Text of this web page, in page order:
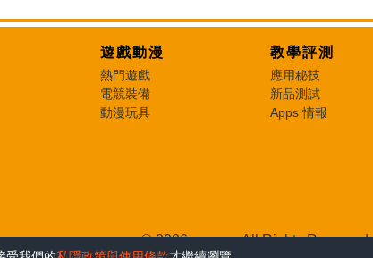
遊戲動漫
熱門遊戲
電競裝備
動漫玩具
教學評測
應用秘技
新品測試
Apps 情報
© 2026 e-zone. All Rights Reserved.